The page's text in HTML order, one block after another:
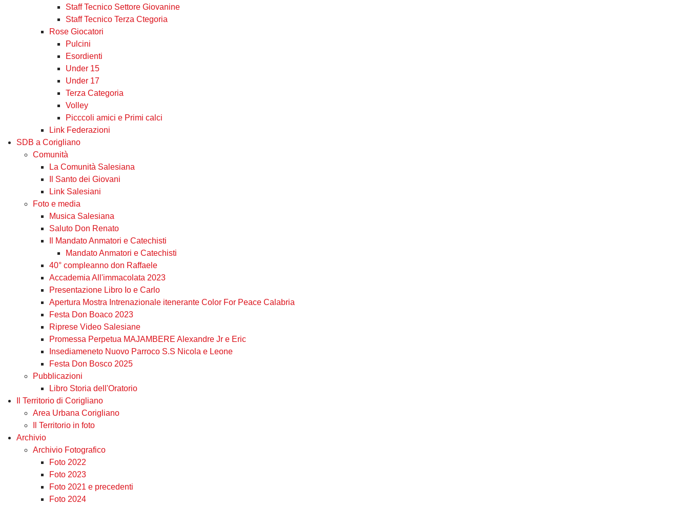
Staff Tecnico Settore Giovanine
Staff Tecnico Terza Ctegoria
Rose Giocatori
Pulcini
Esordienti
Under 15
Under 17
Terza Categoria
Volley
Picccoli amici e Primi calci
Link Federazioni
SDB a Corigliano
Comunità
La Comunità Salesiana
Il Santo dei Giovani
Link Salesiani
Foto e media
Musica Salesiana
Saluto Don Renato
Il Mandato Anmatori e Catechisti
Mandato Anmatori e Catechisti
40° compleanno don Raffaele
Accademia All'immacolata 2023
Presentazione Libro Io e Carlo
Apertura Mostra Intrenazionale itenerante Color For Peace Calabria
Festa Don Boaco 2023
Riprese Video Salesiane
Promessa Perpetua MAJAMBERE Alexandre Jr e Eric
Insediameneto Nuovo Parroco S.S Nicola e Leone
Festa Don Bosco 2025
Pubblicazioni
Libro Storia dell'Oratorio
Il Territorio di Corigliano
Area Urbana Corigliano
Il Territorio in foto
Archivio
Archivio Fotografico
Foto 2022
Foto 2023
Foto 2021 e precedenti
Foto 2024